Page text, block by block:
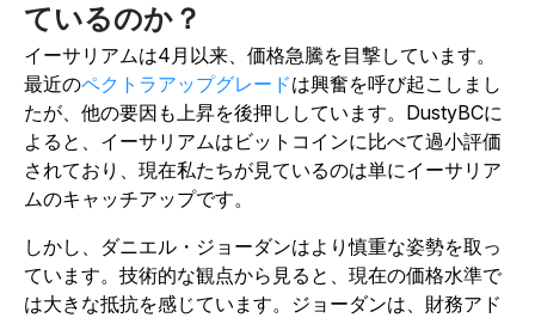
ているのか？
イーサリアムは4月以来、価格急騰を目撃しています。
最近のペクトラアップグレードは興奮を呼び起こしまし
たが、他の要因も上昇を後押ししています。DustyBCに
よると、イーサリアムはビットコインに比べて過小評価
されており、現在私たちが見ているのは単にイーサリア
ムのキャッチアップです。
しかし、ダニエル・ジョーダンはより慎重な姿勢を取っ
ています。技術的な観点から見ると、現在の価格水準で
は大きな抵抗を感じています。ジョーダンは、財務アド